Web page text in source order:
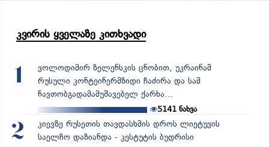
კვირის ყველაზე კითხვადი
1
ვოლოდიმირ ზელენსკის ცნობით, უკრაინამ
რუსული კონტეინერმზიდი ჩაძირა და სამ
ნავთობგადამამუშავებელ ქარხა...
5141 ნახვა
2
კიევზე რუსეთის თავდასხმის დროს ლიეტუვის
საელჩო დაზიანდა - კესტუტის ბუდრისი